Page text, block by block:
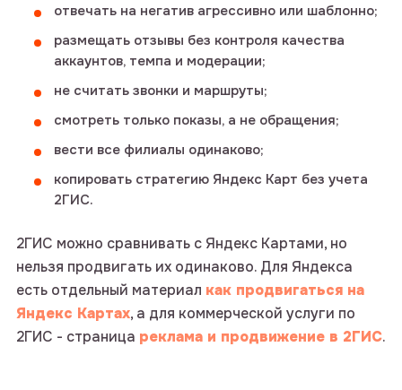
отвечать на негатив агрессивно или шаблонно;
размещать отзывы без контроля качества
аккаунтов, темпа и модерации;
не считать звонки и маршруты;
смотреть только показы, а не обращения;
вести все филиалы одинаково;
копировать стратегию Яндекс Карт без учета
2ГИС.
2ГИС можно сравнивать с Яндекс Картами, но
нельзя продвигать их одинаково. Для Яндекса
есть отдельный материал как продвигаться на
Яндекс Картах, а для коммерческой услуги по
2ГИС - страница реклама и продвижение в 2ГИС.
оставьте
заявку
проведем бесплатный
аудит и расскажем, как
улучшить результаты
или напишите нам в telegram
@intop_click